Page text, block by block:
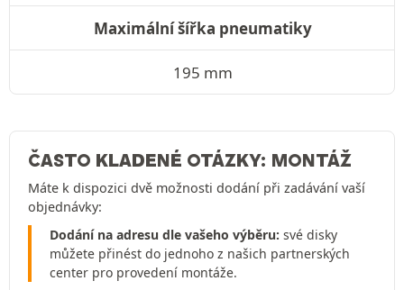
Maximální šířka pneumatiky
195 mm
ČASTO KLADENÉ OTÁZKY: MONTÁŽ
Máte k dispozici dvě možnosti dodání při zadávání vaší
objednávky:
Dodání na adresu dle vašeho výběru: své disky
můžete přinést do jednoho z našich partnerských
center pro provedení montáže.